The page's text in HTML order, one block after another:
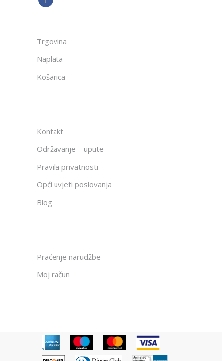
Trgovina
Naplata
Košarica
Kontakt
Održavanje – upute
Pravila privatnosti
Opći uvjeti poslovanja
Blog
Praćenje narudžbe
Moj račun